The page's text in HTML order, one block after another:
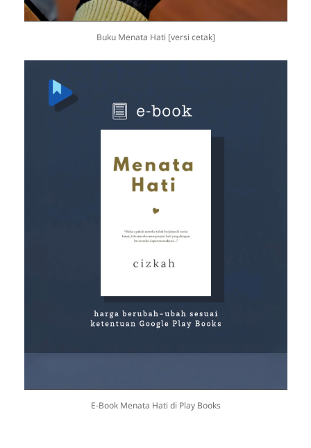
Buku Menata Hati [versi cetak]
E-Book Menata Hati di Play Books